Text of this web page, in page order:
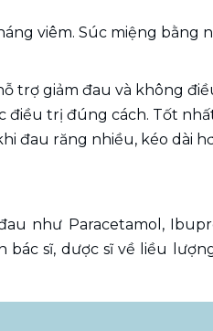
viêm. Súc miệng bằng
trợ giảm đau và không
trị đúng cách. Tốt
đau răng nhiều, kéo dài
như Paracetamol,
bác sĩ, dược sĩ về liều